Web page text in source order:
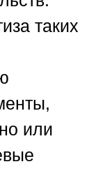
таких
или